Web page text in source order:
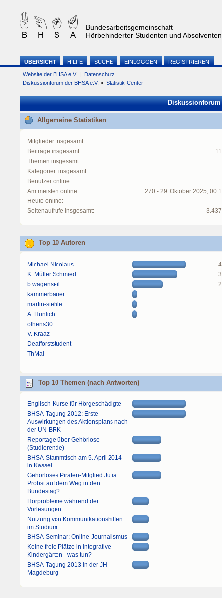
Bundesarbeitsgemeinschaft
Hörbehinderter Studenten und
ÜBERSICHT HILFE SUCHE EINLOGGEN REGISTRIEREN
Website der BHSA e.V. | Datenschutz
Diskussionforum der BHSA e.V. » Statistik-Center
Diskussionforum
Allgemeine Statistiken
Mitglieder insgesamt:
Beiträge insgesamt:
Themen insgesamt:
Kategorien insgesamt:
Benutzer online:
Am meisten online:
270 - 29. Oktober 2025,
Heute online:
Seitenaufrufe insgesamt:
Top 10 Autoren
Michael Nicolaus
K. Müller Schmied
b.wagenseil
kammerbauer
martin-stehle
A. Hünlich
olhens30
V. Kraaz
Deafforststudent
ThMai
Top 10 Themen (nach Antworten)
Englisch-Kurse für Hörgeschädigte
BHSA-Tagung 2012: Erste
Auswirkungen des Aktionsplans nach
der UN-BRK
Reportage über Gehörlose
(Studierende)
BHSA-Stammtisch am 5. April 2014
in Kassel
Gehörloses Piraten-Mitglied Julia
Probst auf dem Weg in den
Bundestag?
Hörprobleme während der
Vorlesungen
Nutzung von Kommunikationshilfen
im Studium
BHSA-Seminar: Online-Journalismus
Keine freie Plätze in integrative
Kindergärten - was tun?
BHSA-Tagung 2013 in der JH
Magdeburg